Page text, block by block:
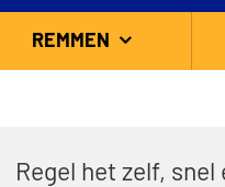
REMMEN
Regel het zelf, snel